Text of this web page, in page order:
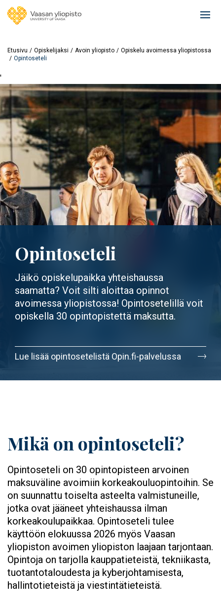
Etusivu Opiskelijaksi Avoin yliopisto
Opiskelu avoimessa yliopistossa
Opintoseteli
'
Opintoseteli
Jäikö opiskelupaikka yhteishaussa
saamatta? Voit silti aloittaa opinnot
avoimessa yliopistossa! Opintosetelillä voit
opiskella 30 opintopistettä maksutta.
Lue lisää opintosetelistä Opin.fi-palvelussa
Image
Mikä on opintoseteli?
Opintoseteli on 30 opintopisteen arvoinen
maksuväline avoimiin korkeakouluopintoihin. Se
on suunnattu toiselta asteelta valmistuneille,
jotka ovat jääneet yhteishaussa ilman
korkeakoulupaikkaa. Opintoseteli tulee
käyttöön elokuussa 2026 myös Vaasan
yliopiston avoimen yliopiston laajaan tarjontaan.
Opintoja on tarjolla kauppatieteistä, tekniikasta,
tuotantotaloudesta ja kyberjohtamisesta,
hallintotieteistä ja viestintätieteistä.